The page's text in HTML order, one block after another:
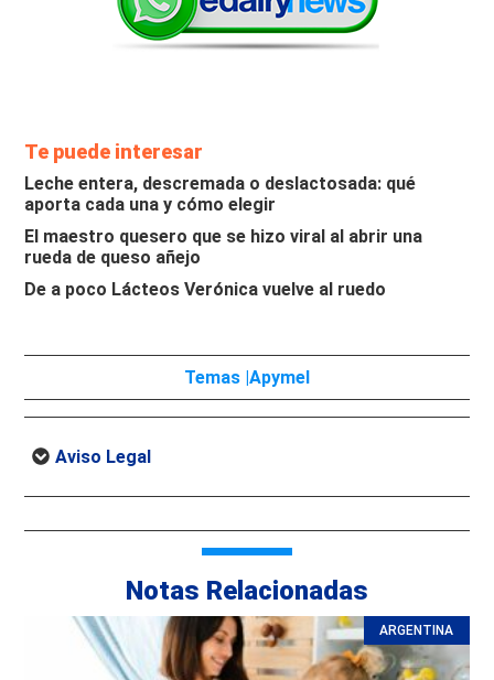
Te puede interesar
Leche entera, descremada o deslactosada: qué
aporta cada una y cómo elegir
El maestro quesero que se hizo viral al abrir una
rueda de queso añejo
De a poco Lácteos Verónica vuelve al ruedo
Temas |Apymel
Aviso Legal
Notas Relacionadas
ARGENTINA